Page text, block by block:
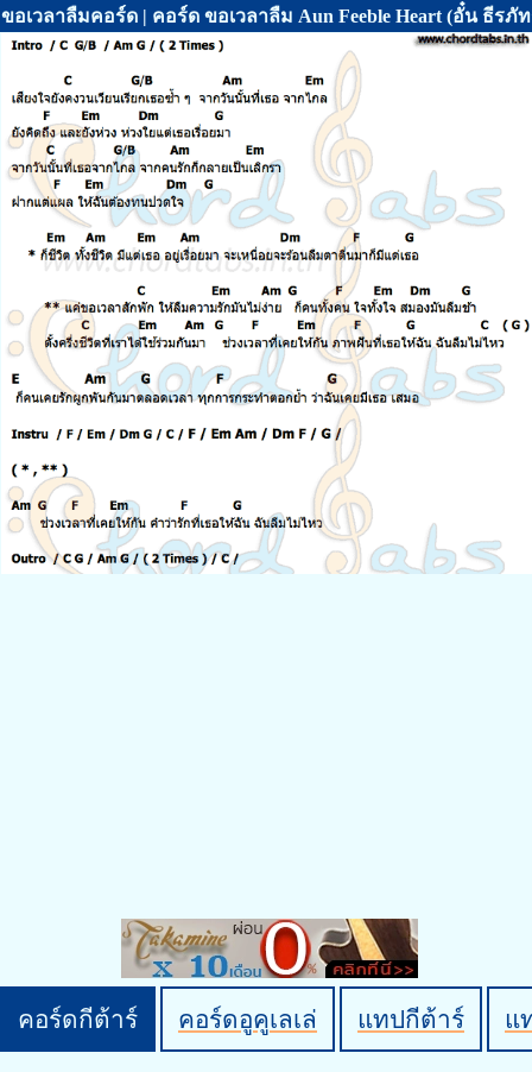
ขอเวลาลืมคอร์ด | คอร์ด ขอเวลาลืม Aun Feeble Heart (อั๋น ธีร
คอร์ดกีต้าร์ คอร์ดอูคูเลเล่ แทปกีต้าร์ แ